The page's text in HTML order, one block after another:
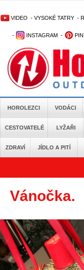
VIDEO - VYSOKÉ TATRY -
- INSTAGRAM -
HOROLEZCI VODÁCI
CESTOVATELÉ LYŽAŘI
ZDRAVÍ JÍDLO A PITÍ
Vánočka.